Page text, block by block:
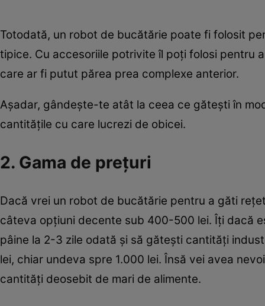
Totodată, un robot de bucătărie poate fi folosit
tipice. Cu accesoriile potrivite îl poţi folosi pentru
care ar fi putut părea prea complexe anterior.
Aşadar, gândeşte-te atât la ceea ce găteşti în
cantităţile cu care lucrezi de obicei.
2. Gama de preţuri
Dacă vrei un robot de bucătărie pentru a găti
câteva opţiuni decente sub 400-500 lei. Îţi dacă
pâine la 2-3 zile odată şi să găteşti cantităţi
lei, chiar undeva spre 1.000 lei. Însă vei avea
cantităţi deosebit de mari de alimente.